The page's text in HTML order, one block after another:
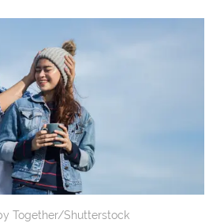
Together/Shutterstock